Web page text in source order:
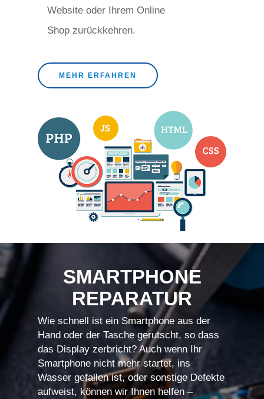
Website oder Ihrem Online
Shop zurückkehren.
MEHR ERFAHREN
SMARTPHONE
REPARATUR
Wie schnell ist ein Smartphone aus der
Hand oder der Tasche gerutscht, so dass
das Display zerbricht? Auch wenn Ihr
Smartphone nicht mehr startet, ins
Wasser gefallen ist, oder sonstige Defekte
aufweist, können wir Ihnen helfen –